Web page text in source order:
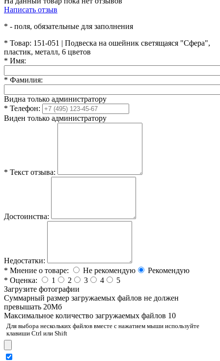
Написать отзыв
* - поля, обязательные для заполнения
* Товар: 151-051 | Подвеска на ошейник светящаяся "Сфера",
пластик, металл, 6 цветов
* Имя:
* Фамилия:
Видна только администратору
* Телефон:
Виден только администратору
* Текст отзыва:
Достоинства:
Недостатки:
* Мнение о товаре: Не рекомендую
Рекомендую
* Оценка: 1 2 3 4
5
Загрузите фотографии
Cуммарный размер загружаемых файлов не должен
превышать 20Мб
Максимальное количество загружаемых файлов 10
Для выбора нескольких файлов вместе с нажатием мыши используйте
клавиши Ctrl или Shift